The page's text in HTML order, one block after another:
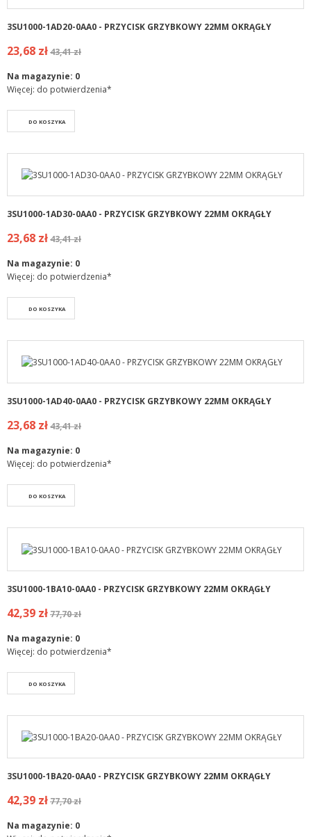
3SU1000-1AD20-0AA0 - PRZYCISK GRZYBKOWY 22MM OKRĄGŁY
23,68 zł43,41 zł
Na magazynie: 0
Więcej: do potwierdzenia*
DO KOSZYKA
3SU1000-1AD30-0AA0 - PRZYCISK GRZYBKOWY 22MM OKRĄGŁY
23,68 zł43,41 zł
Na magazynie: 0
Więcej: do potwierdzenia*
DO KOSZYKA
3SU1000-1AD40-0AA0 - PRZYCISK GRZYBKOWY 22MM OKRĄGŁY
23,68 zł43,41 zł
Na magazynie: 0
Więcej: do potwierdzenia*
DO KOSZYKA
3SU1000-1BA10-0AA0 - PRZYCISK GRZYBKOWY 22MM OKRĄGŁY
42,39 zł77,70 zł
Na magazynie: 0
Więcej: do potwierdzenia*
DO KOSZYKA
3SU1000-1BA20-0AA0 - PRZYCISK GRZYBKOWY 22MM OKRĄGŁY
42,39 zł77,70 zł
Na magazynie: 0